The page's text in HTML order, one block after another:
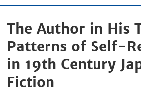
The Author in His
Patterns of Self-
in 19th Century
Fiction